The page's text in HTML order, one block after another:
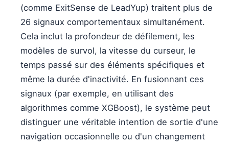
(comme ExitSense de LeadYup) traitent plus de
26 signaux comportementaux simultanément.
Cela inclut la profondeur de défilement, les
modèles de survol, la vitesse du curseur, le
temps passé sur des éléments spécifiques et
même la durée d'inactivité. En fusionnant ces
signaux (par exemple, en utilisant des
algorithmes comme XGBoost), le système peut
distinguer une véritable intention de sortie d'une
navigation occasionnelle ou d'un changement